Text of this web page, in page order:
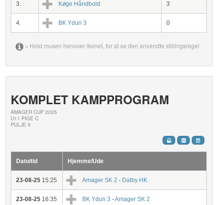
3. Køge Håndbold 3
4. BK Ydun 3 0
= Hold musen henover ikonet, for at se den anvendte stillingsregel
KOMPLET KAMPPROGRAM
AMAGER CUP 2025
U11 PIGE C
PULJE 5
Dato/tid Hjemme/Ude
23-08-25 15:25 Amager SK 2 - Dalby HK
23-08-25 16:35 BK Ydun 3 -Amager SK 2